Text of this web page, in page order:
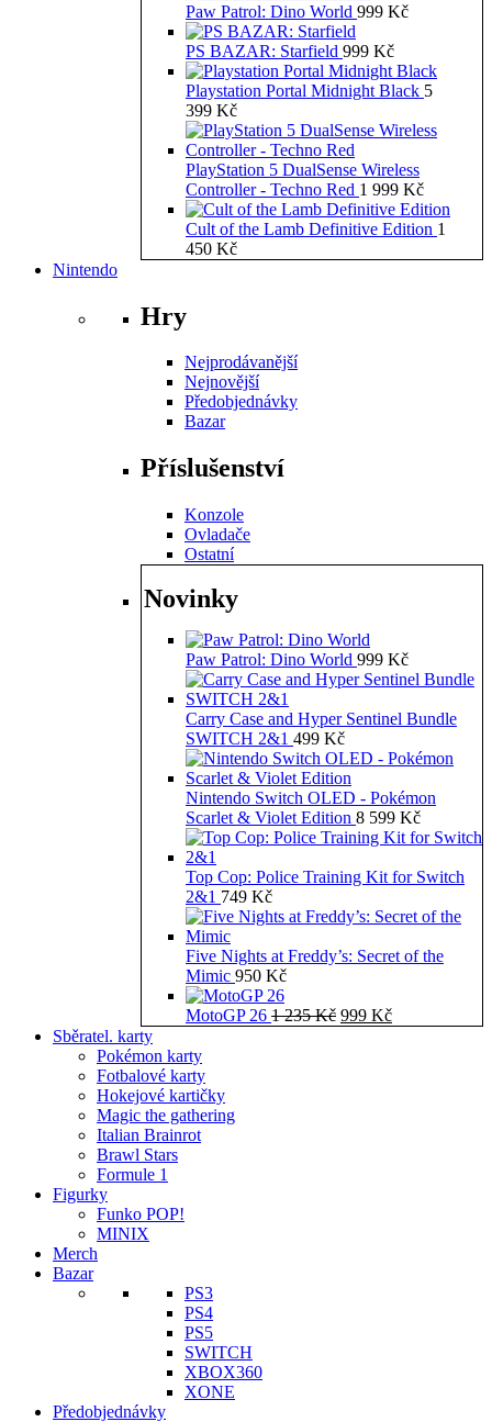
Paw Patrol: Dino World 999 Kč
PS BAZAR: Starfield 999 Kč
Playstation Portal Midnight Black 5
399 Kč
PlayStation 5 DualSense Wireless
Controller - Techno Red 1 999 Kč
Cult of the Lamb Definitive Edition 1
450 Kč
Nintendo
Hry
Nejprodávanější
Nejnovější
Předobjednávky
Bazar
Příslušenství
Konzole
Ovladače
Ostatní
Novinky
Paw Patrol: Dino World 999 Kč
Carry Case and Hyper Sentinel Bundle
SWITCH 2&1 499 Kč
Nintendo Switch OLED - Pokémon
Scarlet & Violet Edition 8 599 Kč
Top Cop: Police Training Kit for Switch
2&1 749 Kč
Five Nights at Freddy’s: Secret of the
Mimic 950 Kč
MotoGP 26 1 235Kč Původní
999 KčAktuální
Sběratel. karty
Pokémon karty
Fotbalové karty
Hokejové kartičky
Magic the gathering
Italian Brainrot
Brawl Stars
Formule 1
Figurky
Funko POP!
MINIX
Merch
Bazar
PS3
PS4
PS5
SWITCH
XBOX360
XONE
Předobjednávky